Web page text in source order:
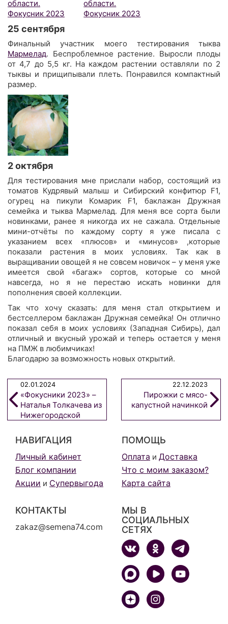
25 сентября
Финальный участник моего тестирования тыква
Мармелад. Беспроблемное растение. Выросли плоды
от 4,7 до 5,5 кг. На каждом растении оставляли по 2
тыквы и прищипывали плеть. Понравился компактный
размер.
2 октября
Для тестирования мне прислали набор, состоящий из
томатов Кудрявый малыш и Сибирский конфитюр F1,
огурец на пикули Комарик F1, баклажан Дружная
семейка и тыква Мармелад. Для меня все сорта были
новинками, ранее я никогда их не сажала. Отдельные
мини-отчёты по каждому сорту я уже писала с
указанием всех «плюсов» и «минусов» ,которые
показали растения в моих условиях. Так как в
выращивании овощей я не совсем новичок – у меня уже
имеется свой «багаж» сортов, которые со мной
навсегда, но я не перестаю искать новинки для
пополнения своей коллекции.
Так что хочу сказать: для меня стал открытием и
бестселлером баклажан Дружная семейка! Он отлично
показал себя в моих условиях (Западная Сибирь), дал
отличный и вкусный урожай и теперь остается у меня
на ПМЖ в любимчиках!
Благодарю за возможность новых открытий.
02.01.2024
«Фокусники 2023» –
Наталья Толкачева из
Нижегородской
22.12.2023
Пирожки с мясо-
капустной начинкой
НАВИГАЦИЯ
Личный кабинет
Блог компании
Акции и Супервыгода
ПОМОЩЬ
Оплата и Доставка
Что с моим заказом?
Карта сайта
КОНТАКТЫ
zakaz@semena74.com
МЫ В
СОЦИАЛЬНЫХ
СЕТЯХ